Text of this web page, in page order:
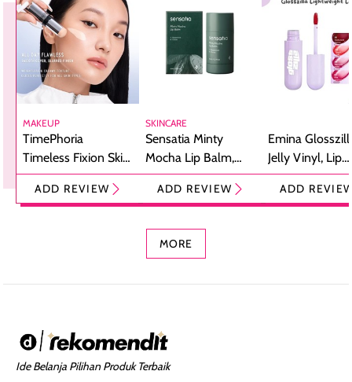
MAKEUP
TimePhoria
Timeless Fixion Skin
Tint Stick,
Foundation dan
ADD REVIEW
SKINCARE
Sensatia Minty
Mocha Lip Balm,
Pelembap Bibir
dengan Aroma
ADD REVIEW
Emina
Jelly Vinyl, Lip
Cream Glossy
Ringan
ADD
MORE
Ide Belanja Pilihan Produk Terbaik